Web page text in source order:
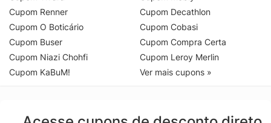
Cupom Renner
Cupom O Boticário
Cupom Buser
Cupom Niazi Chohfi
Cupom KaBuM!
Cupom Decathlon
Cupom Cobasi
Cupom Compra Certa
Cupom Leroy Merlin
Ver mais cupons »